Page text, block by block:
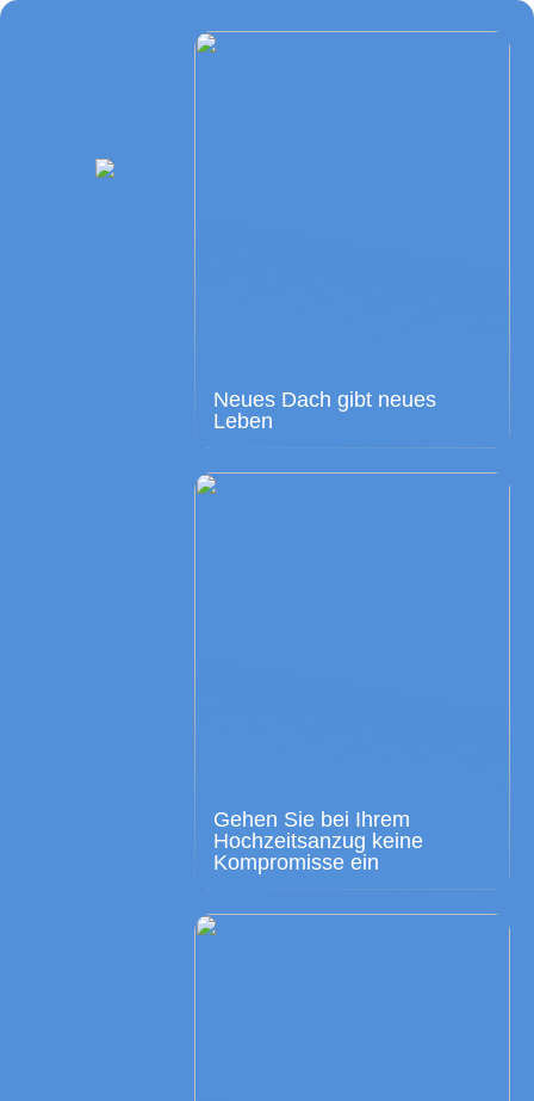
Neues Dach gibt neues
Leben
Gehen Sie bei Ihrem
Hochzeitsanzug keine
Kompromisse ein